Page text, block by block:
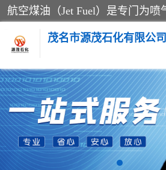
茂名市源茂石化有限公司
RP3航空煤油
D40+D60溶剂油
6号+120号溶剂油